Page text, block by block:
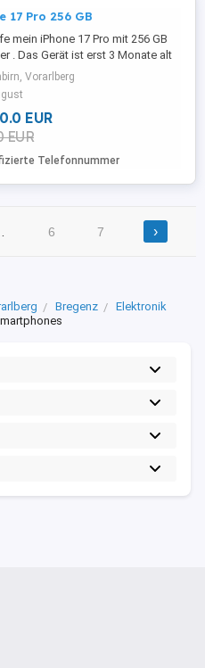
17 Pro 256 GB
mein iPhone 17 Pro mit 256 GB
. Das Gerät ist erst 3 Monate alt
sich in einem neuwertigen
Es wurde von Anfang an immer
und Schutzhülle genutzt
frei von Kratzern oder
Technisch funktioniert
- 256 ...
Vorarlberg
EUR
EUR
Telefonnummer
6 7 ›
Bregenz
Elektronik